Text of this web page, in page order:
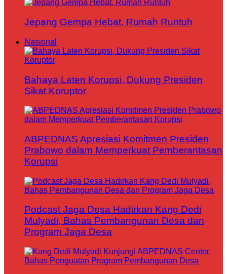
Jepang Gempa Hebat, Rumah Runtuh
Nasional
Bahaya Laten Korupsi, Dukung Presiden
Sikat Koruptor
ABPEDNAS Apresiasi Komitmen Presiden
Prabowo dalam Memperkuat Pemberantasan
Korupsi
Podcast Jaga Desa Hadirkan Kang Dedi
Mulyadi, Bahas Pembangunan Desa dan
Program Jaga Desa